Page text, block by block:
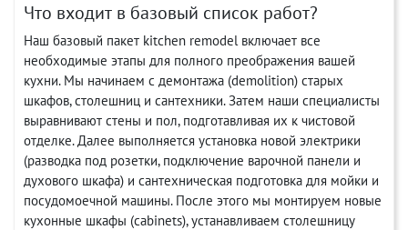
Что входит в базовый список работ?
Наш базовый пакет kitchen remodel включает все
необходимые этапы для полного преображения вашей
кухни. Мы начинаем с демонтажа (demolition) старых
шкафов, столешниц и сантехники. Затем наши специалисты
выравнивают стены и пол, подготавливая их к чистовой
отделке. Далее выполняется установка новой электрики
(разводка под розетки, подключение варочной панели и
духового шкафа) и сантехническая подготовка для мойки и
посудомоечной машины. После этого мы монтируем новые
кухонные шкафы (cabinets), устанавливаем столешницу